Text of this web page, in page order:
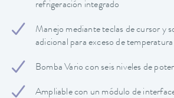
refrigeración integrado
Manejo mediante teclas de cursor y
adicional para exceso de temperatura
Bomba Vario con seis niveles de
Ampliable con un módulo de